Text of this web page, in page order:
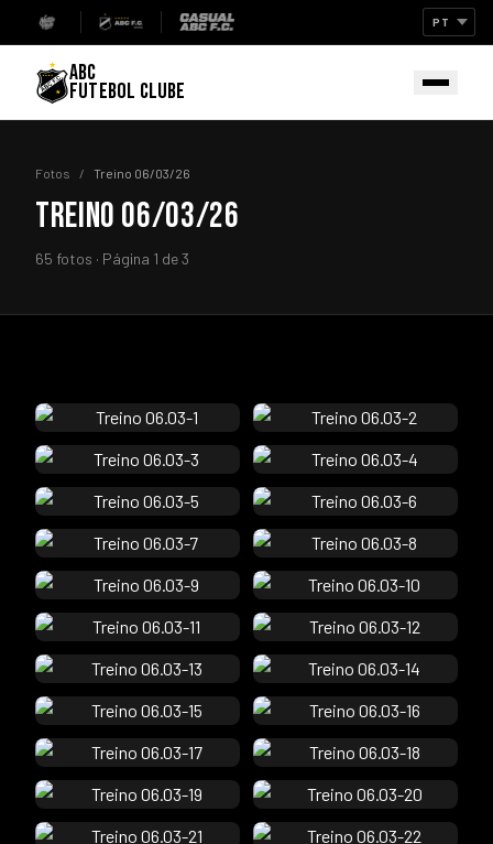
ABC
FUTEBOL CLUBE
Fotos / Treino 06/03/26
TREINO 06/03/26
65 fotos · Página 1 de 3